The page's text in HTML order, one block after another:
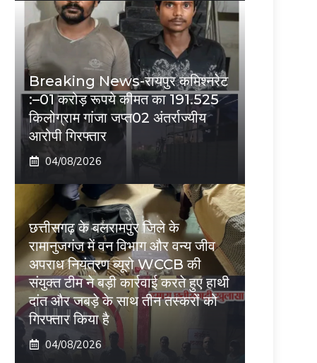
Breaking News-रायपुर कमिश्नरेट
:–01 करोड़ रूपये कीमत का 191.525
किलोग्राम गांजा जप्त02 अंतर्राज्यीय
आरोपी गिरफ्तार
04/08/2026
छत्तीसगढ़ के बलरामपुर जिले के
रामानुजगंज में वन विभाग और वन्य जीव
अपराध नियंत्रण ब्यूरो WCCB की
संयुक्त टीम ने बड़ी कार्रवाई करते हुए हाथी
दांत और जबड़े के साथ तीन तस्करों को
गिरफ्तार किया है
04/08/2026